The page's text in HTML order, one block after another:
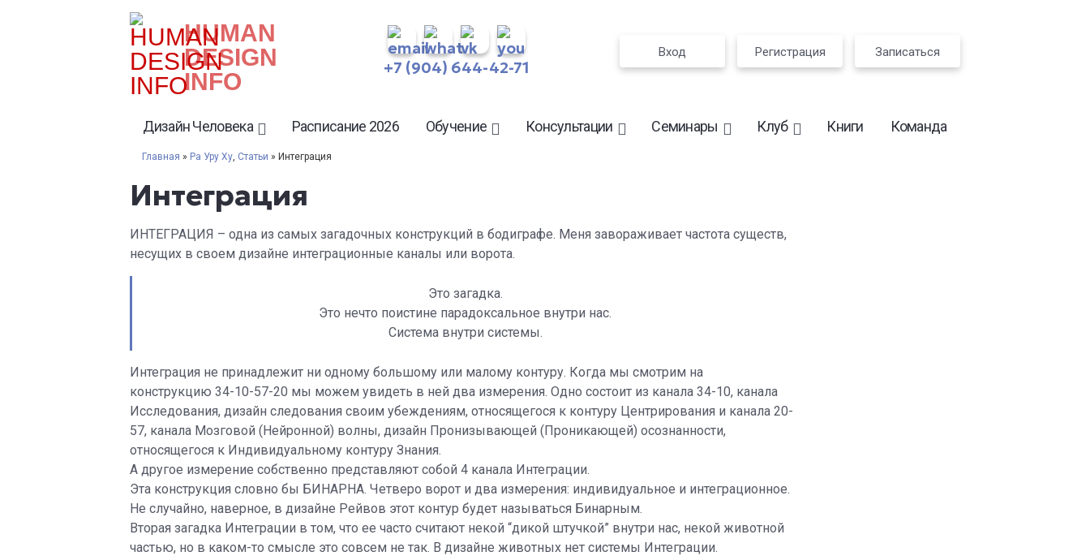
HUMAN
DESIGN
INFO
+7 (904) 644-42-71
Вход Регистрация Записаться
Дизайн Человека Расписание 2026 Обучение Консультации Семинары Клуб Книги Команда
Главная » Ра Уру Ху, Статьи » Интеграция
Интеграция
ИНТЕГРАЦИЯ – одна из самых загадочных конструкций в бодиграфе. Меня завораживает частота существ,
несущих в своем дизайне интеграционные каналы или ворота.
Это загадка.
Это нечто поистине парадоксальное внутри нас.
Система внутри системы.
Интеграция не принадлежит ни одному большому или малому контуру. Когда мы смотрим на
конструкцию 34-10-57-20 мы можем увидеть в ней два измерения. Одно состоит из канала 34-10, канала
Исследования, дизайн следования своим убеждениям, относящегося к контуру Центрирования и канала 20-
57, канала Мозговой (Нейронной) волны, дизайн Пронизывающей (Проникающей) осознанности,
относящегося к Индивидуальному контуру Знания.
А другое измерение собственно представляют собой 4 канала Интеграции.
Эта конструкция словно бы БИНАРНА. Четверо ворот и два измерения: индивидуальное и интеграционное.
Не случайно, наверное, в дизайне Рейвов этот контур будет называться Бинарным.
Вторая загадка Интеграции в том, что ее часто считают некой “дикой штучкой” внутри нас, некой животной
частью, но в каком-то смысле это совсем не так. В дизайне животных нет системы Интеграции.